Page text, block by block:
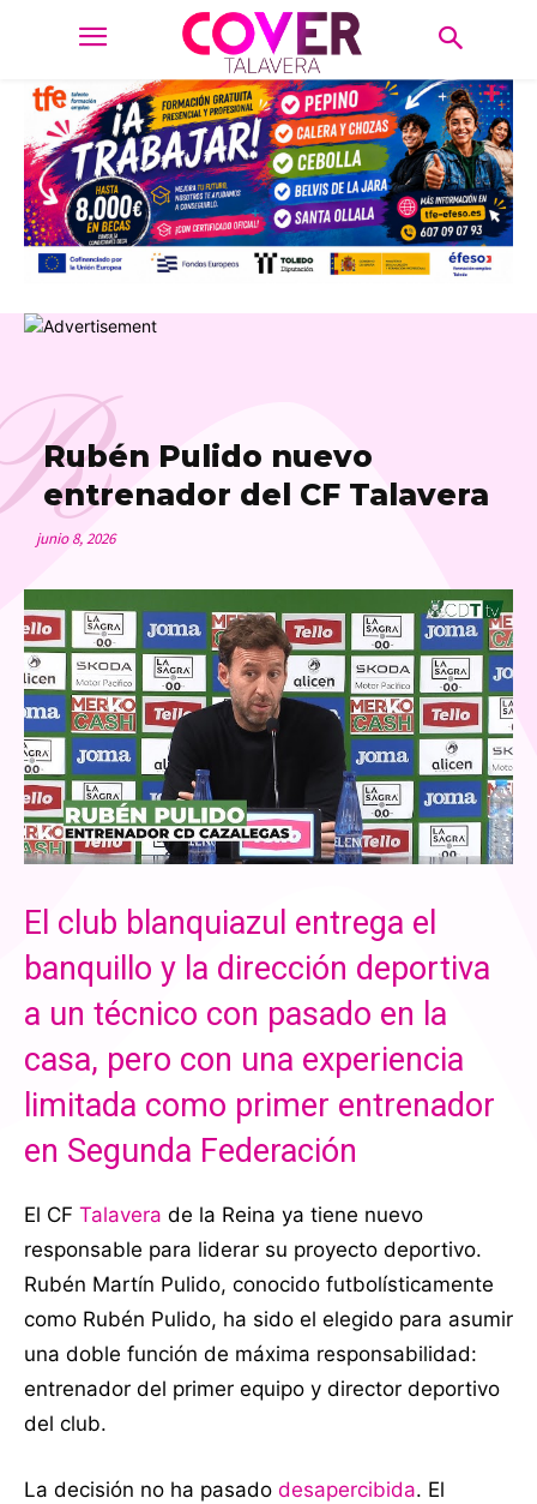
Rubén Pulido nuevo
entrenador del CF Talavera
junio 8, 2026
El club blanquiazul entrega el
banquillo y la dirección deportiva
a un técnico con pasado en la
casa, pero con una experiencia
limitada como primer entrenador
en Segunda Federación
El CF Talavera de la Reina ya tiene nuevo
responsable para liderar su proyecto deportivo.
Rubén Martín Pulido, conocido futbolísticamente
como Rubén Pulido, ha sido el elegido para asumir
una doble función de máxima responsabilidad:
entrenador del primer equipo y director deportivo
del club.
La decisión no ha pasado desapercibida. El